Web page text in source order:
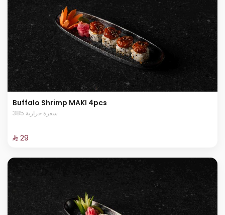
Buffalo Shrimp MAKI 4pcs
385 سعرة حرارية
⁨⁦‪‬ 29⁩